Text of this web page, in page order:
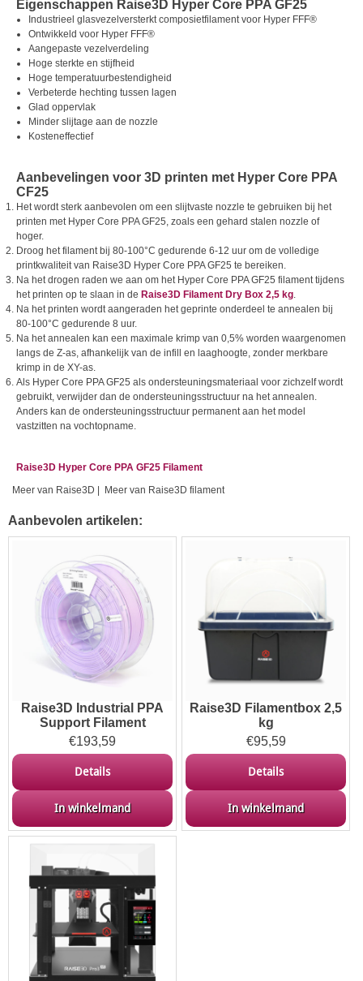
Eigenschappen Raise3D Hyper Core PPA GF25
Industrieel glasvezelversterkt composietfilament voor Hyper FFF®
Ontwikkeld voor Hyper FFF®
Aangepaste vezelverdeling
Hoge sterkte en stijfheid
Hoge temperatuurbestendigheid
Verbeterde hechting tussen lagen
Glad oppervlak
Minder slijtage aan de nozzle
Kosteneffectief
Aanbevelingen voor 3D printen met Hyper Core PPA
CF25
Het wordt sterk aanbevolen om een slijtvaste nozzle te gebruiken bij het
printen met Hyper Core PPA GF25, zoals een gehard stalen nozzle of
hoger.
Droog het filament bij 80-100°C gedurende 6-12 uur om de volledige
printkwaliteit van Raise3D Hyper Core PPA GF25 te bereiken.
Na het drogen raden we aan om het Hyper Core PPA GF25 filament tijdens
het printen op te slaan in de Raise3D Filament Dry Box 2,5 kg.
Na het printen wordt aangeraden het geprinte onderdeel te annealen bij
80-100°C gedurende 8 uur.
Na het annealen kan een maximale krimp van 0,5% worden waargenomen
langs de Z-as, afhankelijk van de infill en laaghoogte, zonder merkbare
krimp in de XY-as.
Als Hyper Core PPA GF25 als ondersteuningsmateriaal voor zichzelf wordt
gebruikt, verwijder dan de ondersteuningsstructuur na het annealen.
Anders kan de ondersteuningsstructuur permanent aan het model
vastzitten na vochtopname.
Raise3D Hyper Core PPA GF25 Filament
Meer van Raise3D
Meer van Raise3D filament
Aanbevolen artikelen:
Raise3D Industrial PPA
Support Filament
€193,59
Details
In winkelmand
Raise3D Filamentbox 2,5
kg
€95,59
Details
In winkelmand